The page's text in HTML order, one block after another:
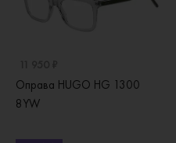
Оправа HUGO HG 1300
8YW